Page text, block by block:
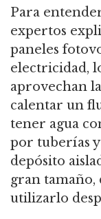
Para
expertos
paneles
electricidad,
aprovechan
calentar un
tener agua
por tuberías
depósito
gran tamaño,
utilizarlo